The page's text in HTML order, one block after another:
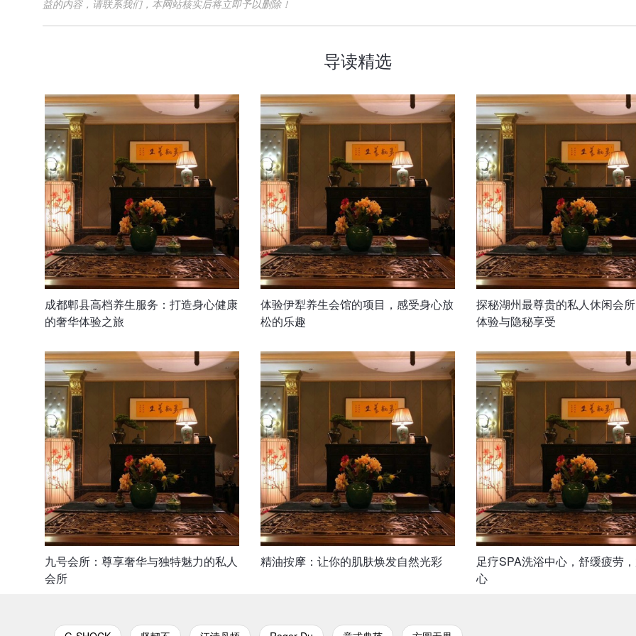
益的内容，请联系我们，本网站核实后将立即予以删除！
导读精选
成都郫县高档养生服务：打造身心健康
的奢华体验之旅
体验伊犁养生会馆的项目，感受身心放
松的乐趣
探秘湖州最尊贵的私人休闲会
体验与隐秘享受
九号会所：尊享奢华与独特魅力的私人
会所
精油按摩：让你的肌肤焕发自然光彩
足疗SPA洗浴中心，舒缓疲劳
心